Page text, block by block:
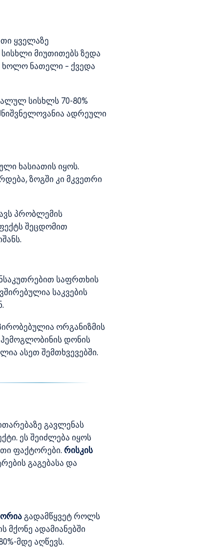
ყველაზე
მიუთითებს ზედა
ხოლო ნათელი – ქვედა
სისხლს 70-80%
ადრეული
ხასიათის იყოს.
ზოგში კი მკვეთრი
პრობლემის
შეცდომით
საფრთხის
საკვების
ორგანიზმის
დონის
ასეთ შემთხვევებში.
გავლენას
ეს შეიძლება იყოს
ფაქტორები.რისკის
გაგებასა და
გადამწყვეტ როლს
მქონე ადამიანებში
მდე აღწევს.